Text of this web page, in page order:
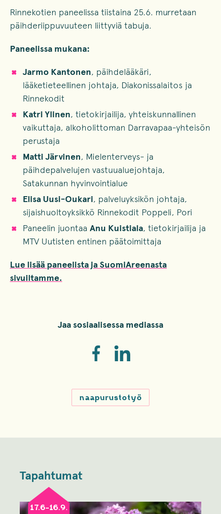
Rinnekotien paneelissa tiistaina 25.6. murretaan
päihderiippuvuuteen liittyviä tabuja.
Paneelissa mukana:
Jarmo Kantonen, päihdelääkäri,
lääketieteellinen johtaja, Diakonissalaitos ja
Rinnekodit
Katri Ylinen, tietokirjailija, yhteiskunnallinen
vaikuttaja, alkoholittoman Darravapaa-yhteisön
perustaja
Matti Järvinen, Mielenterveys- ja
päihdepalvelujen vastuualuejohtaja,
Satakunnan hyvinvointialue
Elisa Uusi-Oukari, palveluyksikön johtaja,
sijaishuoltoyksikkö Rinnekodit Poppeli, Pori
Paneelin juontaaAnu Kuistiala, tietokirjailija ja
MTV Uutisten entinen päätoimittaja
Lue lisää paneelista ja SuomiAreenasta
sivuiltamme.
Jaa sosiaalisessa mediassa
naapurustotyö
Tapahtumat
17.6-16.9.